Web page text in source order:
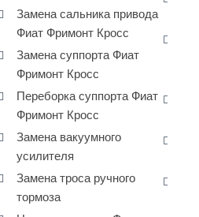
Замена сальника привода
Фиат Фримонт Кросс
Замена суппорта Фиат
Фримонт Кросс
Переборка суппорта Фиат
Фримонт Кросс
Замена вакуумного
усилителя
Замена троса ручного
тормоза